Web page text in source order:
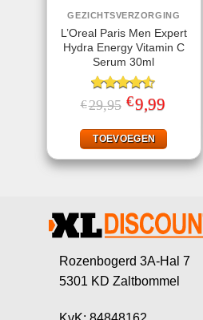
GEZICHTSVERZORGING
L’Oreal Paris Men Expert
Hydra Energy Vitamin C
Serum 30ml
Gewaardeerd
4.50 uit 5
€29,95 Oorspronkelijke
prijs
€29,95.
€9,99
€9,99.
TOEVOEGEN
Rozenbogerd 3A-Hal 7
5301 KD Zaltbommel